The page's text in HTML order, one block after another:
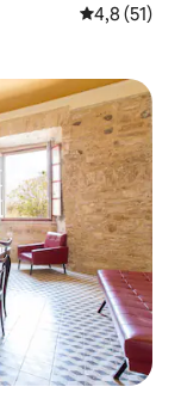
4,8 (51)